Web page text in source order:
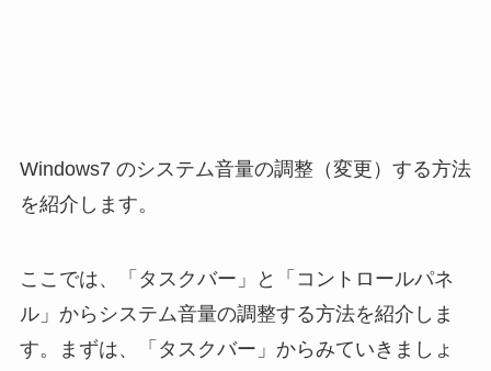
Windows7 のシステム音量の調整（変更）する方法
を紹介します。
ここでは、「タスクバー」と「コントロールパネ
ル」からシステム音量の調整する方法を紹介しま
す。まずは、「タスクバー」からみていきましょ